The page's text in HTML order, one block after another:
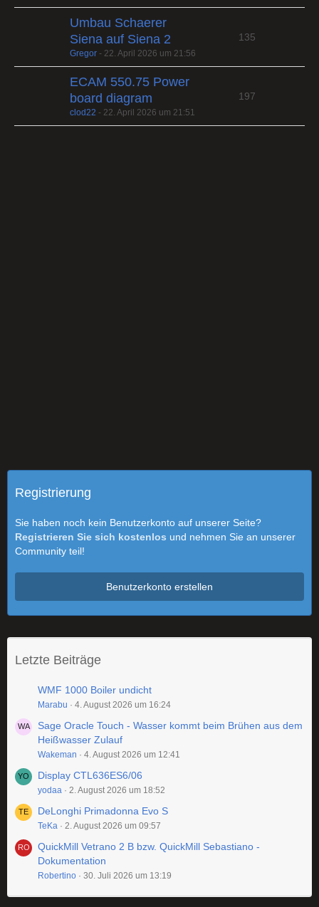
Umbau Schaerer
Siena auf Siena 2
Gregor - 22. April 2026 um 21:56
135
ECAM 550.75 Power
board diagram
clod22 - 22. April 2026 um 21:51
197
Registrierung
Sie haben noch kein Benutzerkonto auf unserer Seite?
Registrieren Sie sich kostenlos und nehmen Sie an unserer
Community teil!
Benutzerkonto erstellen
Letzte Beiträge
WMF 1000 Boiler undicht
Marabu 4. August 2026 um 16:24
Sage Oracle Touch - Wasser kommt beim Brühen aus dem
Heißwasser Zulauf
Wakeman 4. August 2026 um 12:41
Display CTL636ES6/06
yodaa 2. August 2026 um 18:52
DeLonghi Primadonna Evo S
TeKa 2. August 2026 um 09:57
QuickMill Vetrano 2 B bzw. QuickMill Sebastiano -
Dokumentation
Robertino 30. Juli 2026 um 13:19